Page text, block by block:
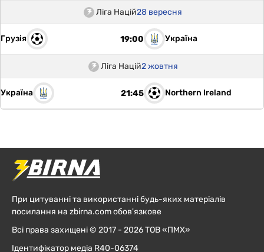
Ліга Націй28 вересня
Грузія 19:00 Україна
Ліга Націй2 жовтня
Україна 21:45 Northern Ireland
При цитуванні та використанні будь-яких матеріалів
посилання на zbirna.com обов'язкове
Всі права захищені © 2017 - 2026 ТОВ «ПМХ»
Ідентифікатор медіа R40-06374